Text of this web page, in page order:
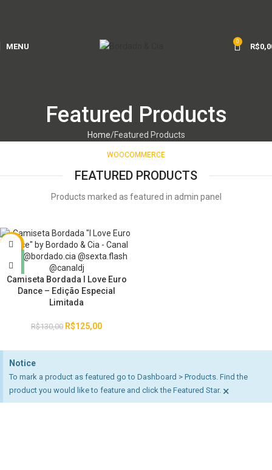
MENU
0
R$
Featured Products
Home Featured Products
WOOCOMMERCE
FEATURED PRODUCTS
Products marked as featured in admin panel
-4%
Camiseta Bordada I Love Euro
Dance – Edição Especial
Limitada
R$130,00 R$125,00
Notice
To mark a product as featured go to Dashboard > Products. Find the
product you would like to feature and click the Featured Star. ×